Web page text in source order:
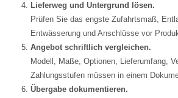
Lieferweg und Untergrund lösen.
Prüfen Sie das engste Zufahrtsmaß,
Entwässerung und Anschlüsse vor
Angebot schriftlich vergleichen.
Modell, Maße, Optionen, Lieferumfang,
Zahlungsstufen müssen in einem
Übergabe dokumentieren.